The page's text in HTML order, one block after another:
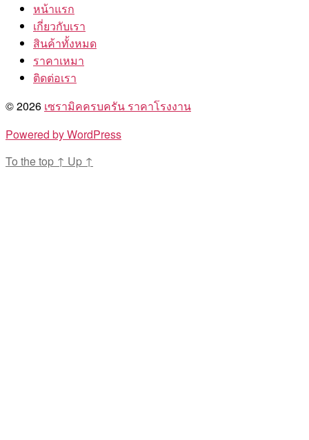
หน้าแรก
เกี่ยวกับเรา
สินค้าทั้งหมด
ราคาเหมา
ติดต่อเรา
© 2026 เซรามิคครบครัน ราคาโรงงาน
Powered by WordPress
To the top ↑ Up ↑